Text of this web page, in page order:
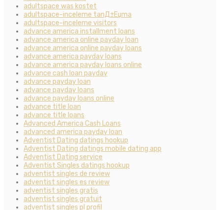
adultspace was kostet
adultspace-inceleme tanД±Еџma
adultspace-inceleme visitors
advance america installment loans
advance america online payday loan
advance america online payday loans
advance america payday loans
advance america payday loans online
advance cash loan payday
advance payday loan
advance payday loans
advance payday loans online
advance title loan
advance title loans
Advanced America Cash Loans
advanced america payday loan
Adventist Dating datings hookup
Adventist Dating datings mobile dating app
Adventist Dating service
Adventist Singles datings hookup
adventist singles de review
adventist singles es review
adventist singles gratis
adventist singles gratuit
adventist singles pl profil